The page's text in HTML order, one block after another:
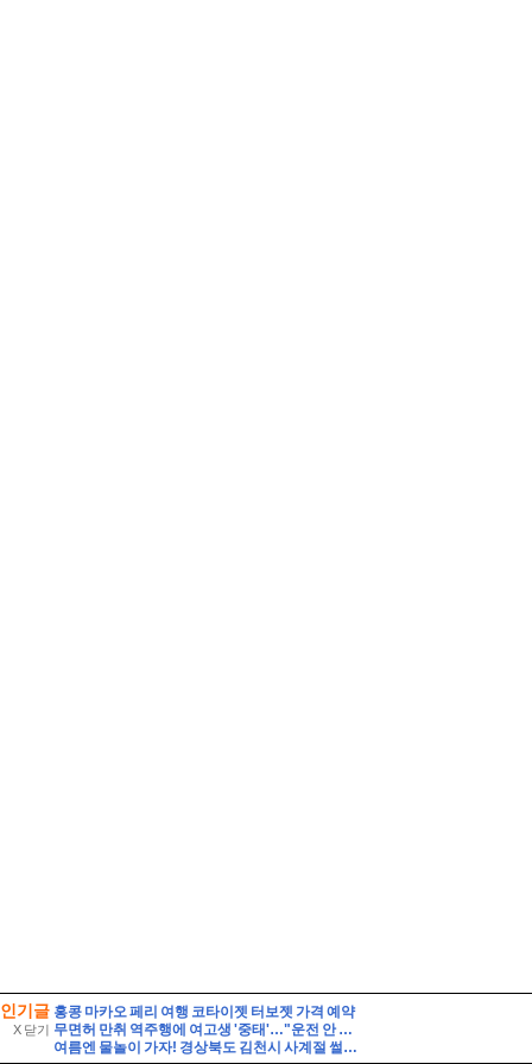
인기글
X 닫기
홍콩 마카오 페리 여행 코타이젯 터보젯 가격 예약
무면허 만취 역주행에 여고생 '중태'…"운전 안 했다" 거짓말 뒤집은 CCTV 입수
여름엔 물놀이 가자! 경상북도 김천시 사계절 썰매장